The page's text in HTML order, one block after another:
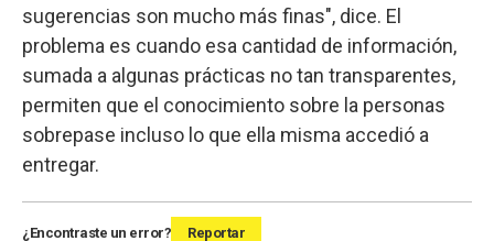
sugerencias son mucho más finas", dice. El
problema es cuando esa cantidad de información,
sumada a algunas prácticas no tan transparentes,
permiten que el conocimiento sobre la personas
sobrepase incluso lo que ella misma accedió a
entregar.
¿Encontraste un error? Reportar